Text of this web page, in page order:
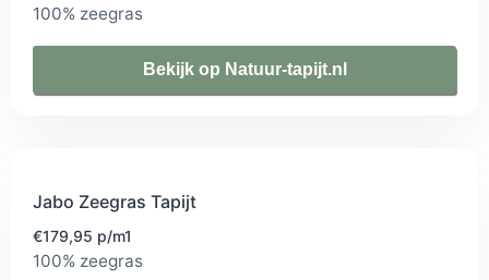
100% zeegras
Bekijk op Natuur-tapijt.nl
Jabo Zeegras Tapijt
€179,95 p/m1
100% zeegras